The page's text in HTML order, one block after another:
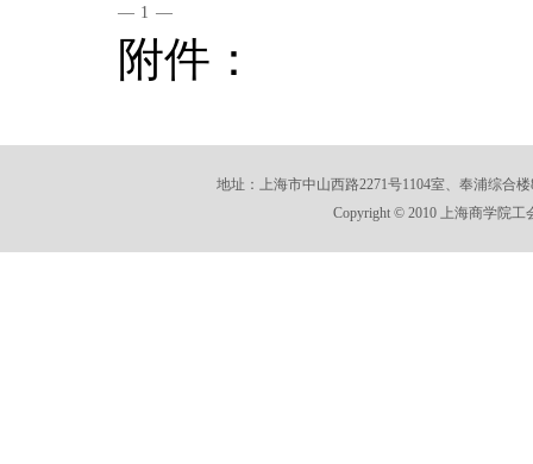
— 1 —
附件：
地址：上海市中山西路2271号1104室、奉浦综合
Copyright © 2010 上海商学院工